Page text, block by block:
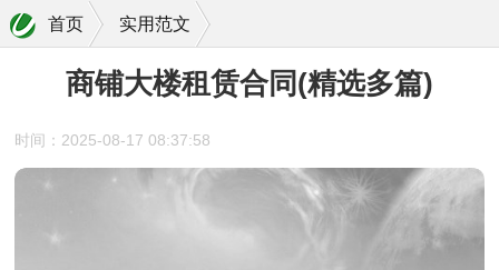
首页 实用范文
商铺大楼租赁合同(精选多篇)
时间：2025-08-17 08:37:58